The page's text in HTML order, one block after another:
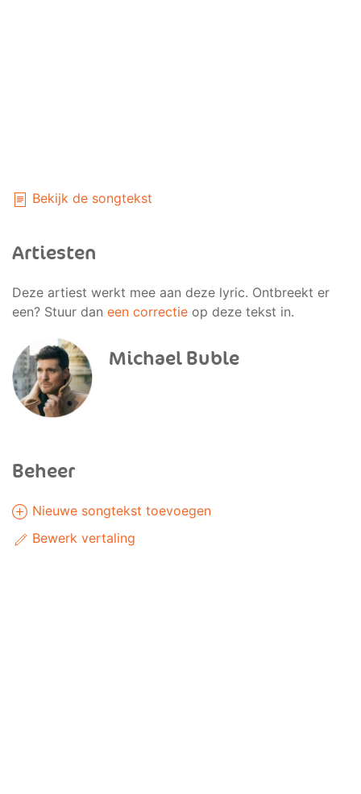
Bekijk de songtekst
Artiesten
Deze artiest werkt mee aan deze lyric. Ontbreekt er
een? Stuur dan een correctie op deze tekst in.
Michael Buble
Beheer
Nieuwe songtekst toevoegen
Bewerk vertaling